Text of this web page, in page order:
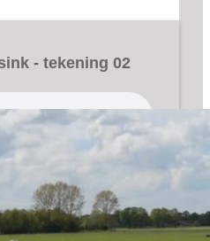
- tekening 02